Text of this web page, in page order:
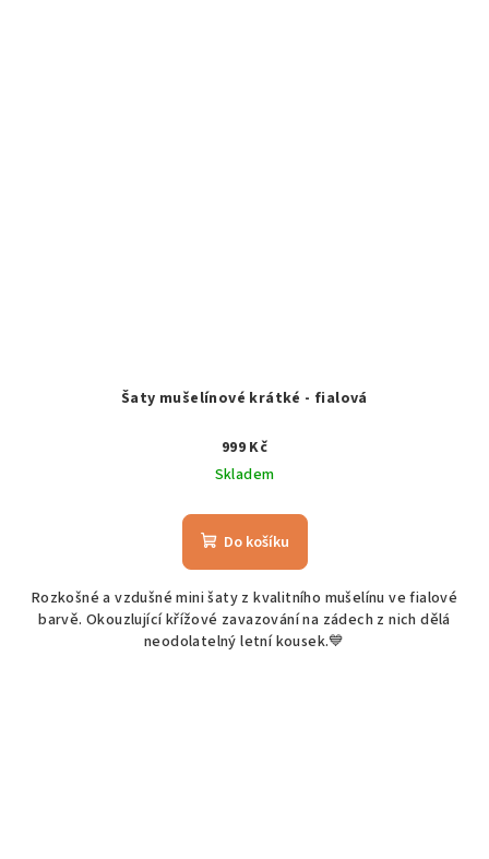
Šaty mušelínové krátké - fialová
999 Kč
Skladem
Do košíku
Rozkošné a vzdušné mini šaty z kvalitního mušelínu ve fialové
barvě. Okouzlující křížové zavazování na zádech z nich dělá
neodolatelný letní kousek.💙